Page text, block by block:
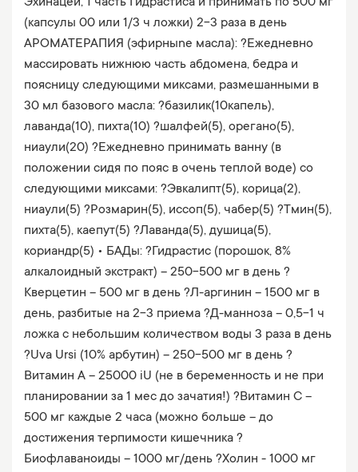
(капсулы 00 или 1/3 ч ложки) 2-3 раза в день
АРОМАТЕРАПИЯ (эфирныnе масла): ?Ежедневно
массировать нижнюю часть абдомена, бедра и
поясницу следующими миксами, размешанными в
30 мл базового масла: ?базилик(10капель),
лаванда(10), пихта(10) ?шалфей(5), орегано(5),
ниаули(20) ?Ежедневно принимать ванну (в
положении сидя по пояс в очень теплой воде) со
следующими миксами: ?Эвкалипт(5), корица(2),
ниаули(5) ?Розмарин(5), иссоп(5), чабер(5) ?Тмин(5),
пихта(5), каепут(5) ?Лаванда(5), душица(5),
кориандр(5) • БАДы: ?Гидрастис (порошок, 8%
алкалоидный экстракт) – 250-500 мг в день ?
Кверцетин – 500 мг в день ?Л-аргинин – 1500 мг в
день, разбитые на 2-3 приема ?Д-манноза – 0,5-1 ч
ложка с небольшим количеством воды 3 раза в день
?Uva Ursi (10% арбутин) – 250-500 мг в день ?
Витамин А – 25000 iU (не в беременность и не при
планировании за 1 мес до зачатия!) ?Витамин С –
500 мг каждые 2 часа (можно больше – до
достижения терпимости кишечника ?
Биофлаваноиды – 1000 мг/день ?Холин - 1000 мг